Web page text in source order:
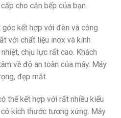
cho căn bếp của bạn.
góc kết hợp với đèn và công
với chất liệu inox và kính
chịu lực rất cao. Khách
về độ an toàn của máy. Máy
đẹp mắt.
thể kết hợp với rất nhiều kiểu
kích thước tương xứng. Máy